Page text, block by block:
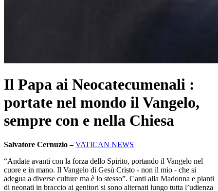
Il Papa ai Neocatecumenali :
portate nel mondo il Vangelo,
sempre con e nella Chiesa
Salvatore Cernuzio –VATICAN NEWS
“Andate avanti con la forza dello Spirito, portando il Vangelo nel
cuore e in mano. Il Vangelo di Gesù Cristo - non il mio - che si
adegua a diverse culture ma è lo stesso”. Canti alla Madonna e pianti
di neonati in braccio ai genitori si sono alternati lungo tutta l’udienza